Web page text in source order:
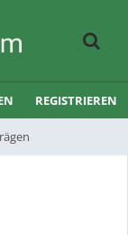
REGISTRIEREN